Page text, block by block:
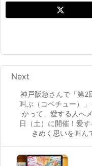
神戸阪急さんで「第2
叫ぶ（コベチュー）
かって、愛する人へ
日（土）に開催！愛
きめく思いを叫ん
Next